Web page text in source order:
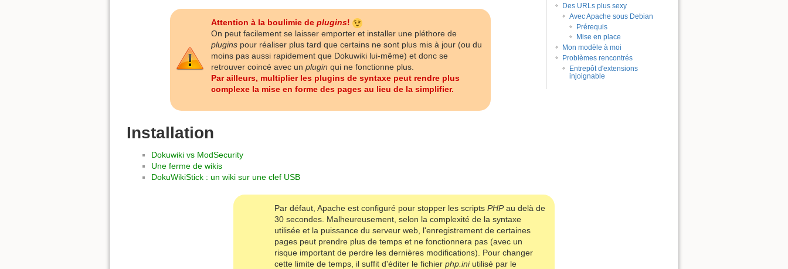
Des URLs plus sexy
Avec Apache sous Debian
Prérequis
Mise en place
Mon modèle à moi
Problèmes rencontrés
Entrepôt d'extensions
injoignable
Attention à la boulimie deplugins!
On peut facilement se laisser emporter et installer une pléthore de
plugins pour réaliser plus tard que certains ne sont plus mis à jour (ou du
moins pas aussi rapidement que Dokuwiki lui-même) et donc se
retrouver coincé avec unplugin qui ne fonctionne plus.
Par ailleurs, multiplier les plugins de syntaxe peut rendre plus
complexe la mise en forme des pages au lieu de la simplifier.
Installation
Dokuwiki vs ModSecurity
Une ferme de wikis
DokuWikiStick : un wiki sur une clef USB
Par défaut, Apache est configuré pour stopper les scriptsPHPau delà de
30 secondes. Malheureusement, selon la complexité de la syntaxe
utilisée et la puissance du serveur web, l'enregistrement de certaines
pages peut prendre plus de temps et ne fonctionnera pas (avec un
risque important de perdre les dernières modifications). Pour changer
cette limite de temps, il suffit d'éditer le fichierphp.iniutilisé par le